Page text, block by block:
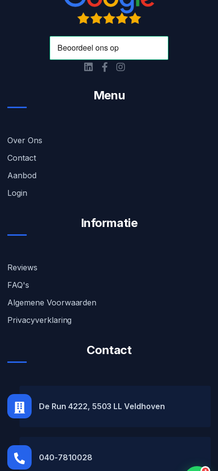
Menu
Over Ons
Contact
Aanbod
Login
Informatie
Reviews
FAQ's
Algemene Voorwaarden
Privacyverklaring
Contact
De Run 4222, 5503 LL Veldhoven
040-7810028